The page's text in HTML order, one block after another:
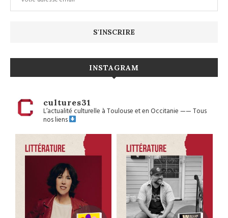
INSTAGRAM
cultures31
L’actualité culturelle à Toulouse et en Occitanie——Tous
nos liens